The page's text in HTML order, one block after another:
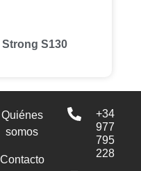
S130
Quiénes
somos
Contacto
+34
977
795
228